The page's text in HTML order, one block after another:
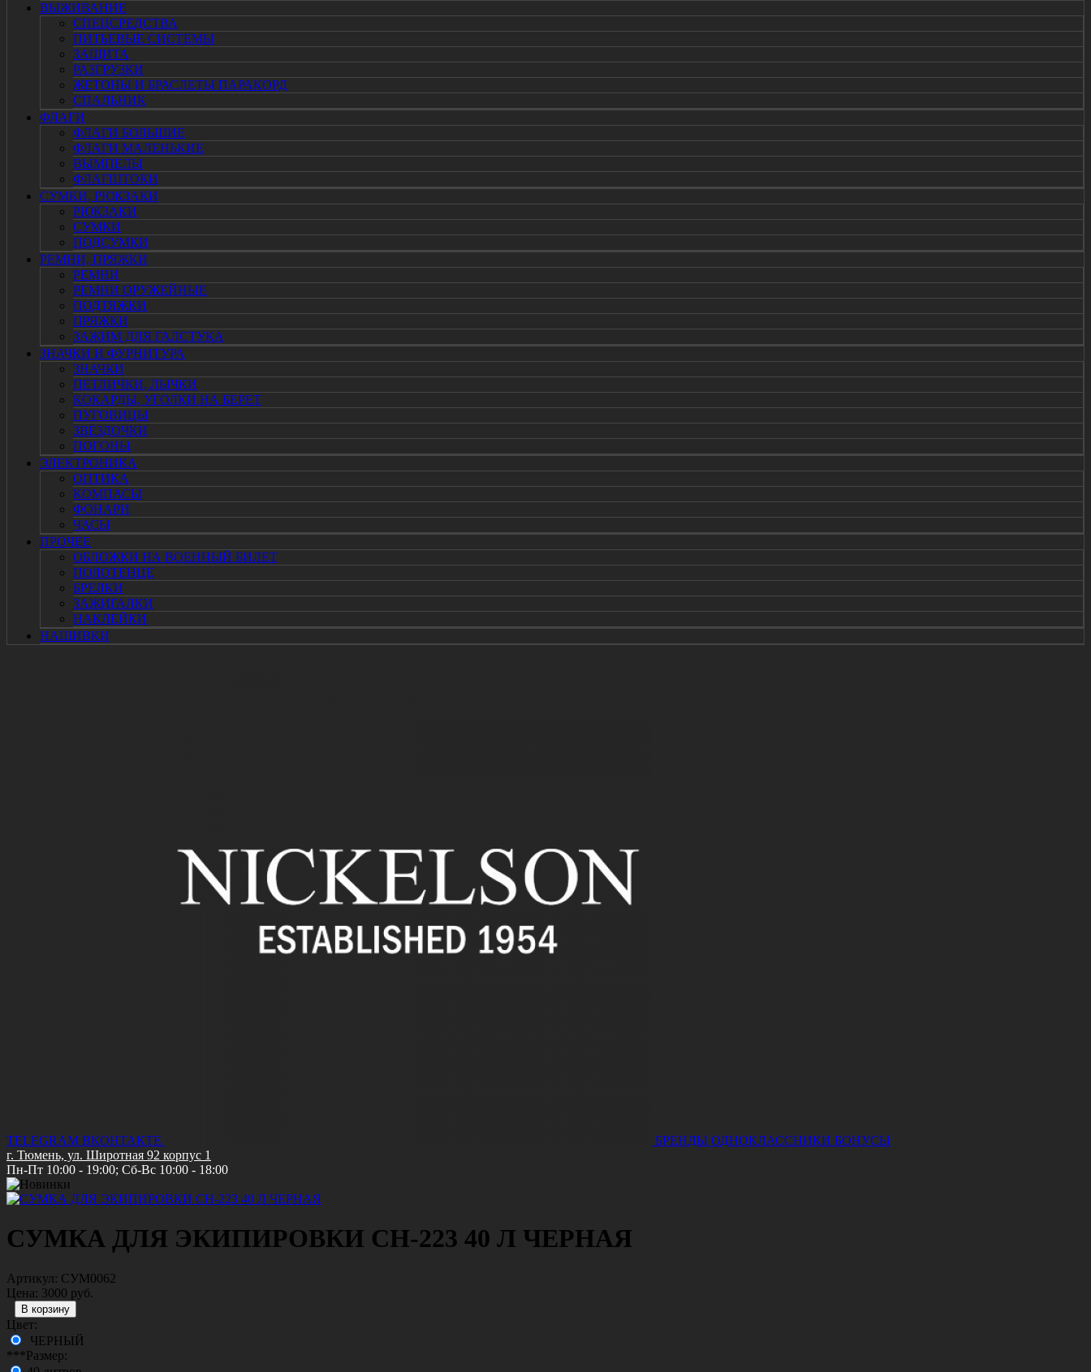
ВЫЖИВАНИЕ
СПЕЦСРЕДСТВА
ПИТЬЕВЫЕ СИСТЕМЫ
ЗАЩИТА
РАЗГРУЗКИ
ЖЕТОНЫ И БРАСЛЕТЫ ПАРАКОРД
СПАЛЬНИК
ФЛАГИ
ФЛАГИ БОЛЬШИЕ
ФЛАГИ МАЛЕНЬКИЕ
ВЫМПЕЛЫ
ФЛАГШТОКИ
СУМКИ, РЮКЗАКИ
РЮКЗАКИ
СУМКИ
ПОДСУМКИ
РЕМНИ, ПРЯЖКИ
РЕМНИ
РЕМНИ ОРУЖЕЙНЫЕ
ПОДТЯЖКИ
ПРЯЖКИ
ЗАЖИМ ДЛЯ ГАЛСТУКА
ЗНАЧКИ И ФУРНИТУРА
ЗНАЧКИ
ПЕТЛИЧКИ, ЛЫЧКИ
КОКАРДЫ, УГОЛКИ НА БЕРЕТ
ПУГОВИЦЫ
ЗВЁЗДОЧКИ
ПОГОНЫ
ЭЛЕКТРОНИКА
ОПТИКА
КОМПАСЫ
ФОНАРИ
ЧАСЫ
ПРОЧЕЕ
ОБЛОЖКИ НА ВОЕННЫЙ БИЛЕТ
ПОЛОТЕНЦЕ
БРЕЛКИ
ЗАЖИГАЛКИ
НАКЛЕЙКИ
НАШИВКИ
TELEGRAM ВКОНТАКТЕ БРЕНДЫ ОДНОКЛАССНИКИ БОНУСЫ
г. Тюмень, ул. Широтная 92 корпус 1
Пн-Пт 10:00 - 19:00; Сб-Вс 10:00 - 18:00
СУМКА ДЛЯ ЭКИПИРОВКИ CH-223 40 Л ЧЕРНАЯ
Артикул: СУМ0062
Цена: 3000 руб.
Цвет:
ЧЕРНЫЙ
***Размер: